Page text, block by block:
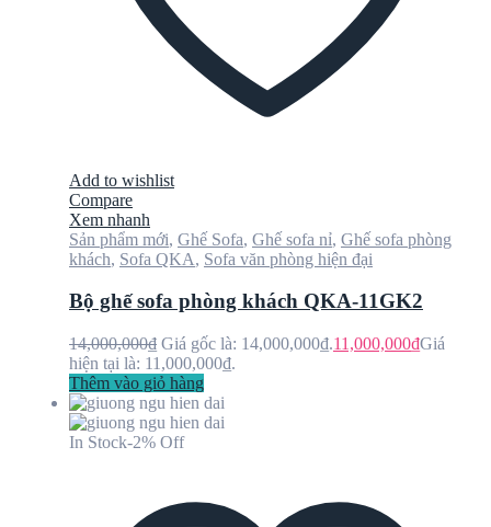
Add to wishlist
Compare
Xem nhanh
Sản phẩm mới, Ghế Sofa, Ghế sofa nỉ, Ghế sofa phòng
khách, Sofa QKA, Sofa văn phòng hiện đại
Bộ ghế sofa phòng khách QKA-11GK2
14,000,000₫ Giá gốc là: 14,000,000₫.11,000,000₫Giá
hiện tại là: 11,000,000₫.
Thêm vào giỏ hàng
In Stock-2% Off